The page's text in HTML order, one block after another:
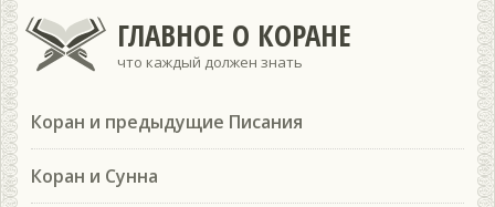
ГЛАВНОЕ О КОРАНЕ
что каждый должен знать
Коран и предыдущие Писания
Коран и Сунна